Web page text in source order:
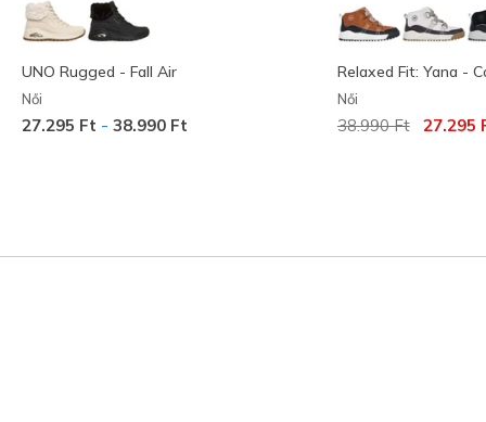
UNO Rugged - Fall Air
Női
27.295 Ft - 38.990 Ft
Relaxed Fit: Yana -
Női
Az ár a
38.990 Ftcímzett:
27.295